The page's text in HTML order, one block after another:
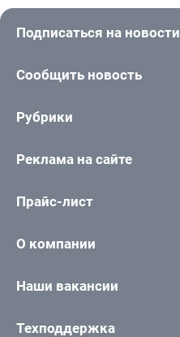
Подписаться на новости
Сообщить новость
Рубрики
Реклама на сайте
Прайс-лист
О компании
Наши вакансии
Техподдержка